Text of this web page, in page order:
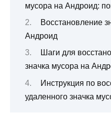
мусора на Андроид:
Восстановление
Андроид
Шаги для
значка мусора на
Инструкция по
удаленного значка